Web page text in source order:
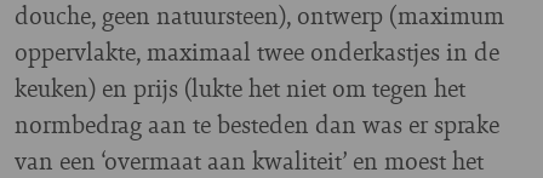
douche, geen natuursteen), ontwerp (maximum
oppervlakte, maximaal twee onderkastjes in de
keuken) en prijs (lukte het niet om tegen het
normbedrag aan te besteden dan was er sprake
van een ‘overmaat aan kwaliteit’ en moest het